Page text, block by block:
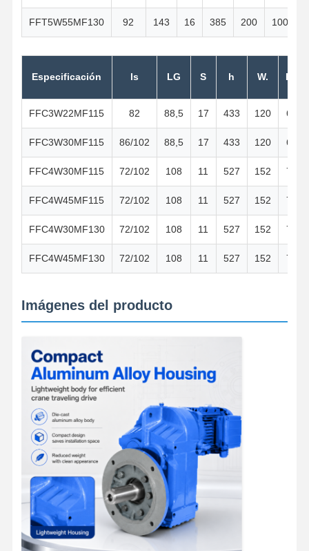
FFT5W55MF130 92 143 16 385 200 100
Especificación ls LG S h W. H1
FFC3W22MF115 82 88,5 17 433 120 60
FFC3W30MF115 86/102 88,5 17 433 120 60
FFC4W30MF115 72/102 108 11 527 152 76
FFC4W45MF115 72/102 108 11 527 152 76
FFC4W30MF130 72/102 108 11 527 152 76
FFC4W45MF130 72/102 108 11 527 152 76
Imágenes del producto